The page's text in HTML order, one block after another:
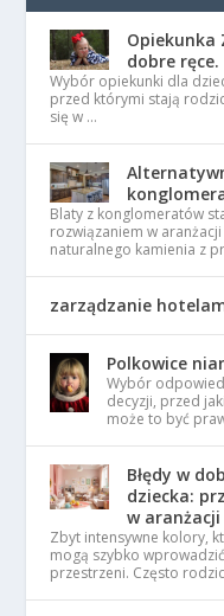
Opiekunka
dobre ręce.
Wybór opiekunki dla
przed którymi stają
się w …
Blaty z konglomeratów
rozwiązaniem w
naturalnego kamienia z
zarządzanie
Polkowice
Wybór
decyzji, przed
może to być
Błędy w
dziecka:
w aranżacji
Zbyt intensywne kolory,
mogą szybko
przestrzeni. Często